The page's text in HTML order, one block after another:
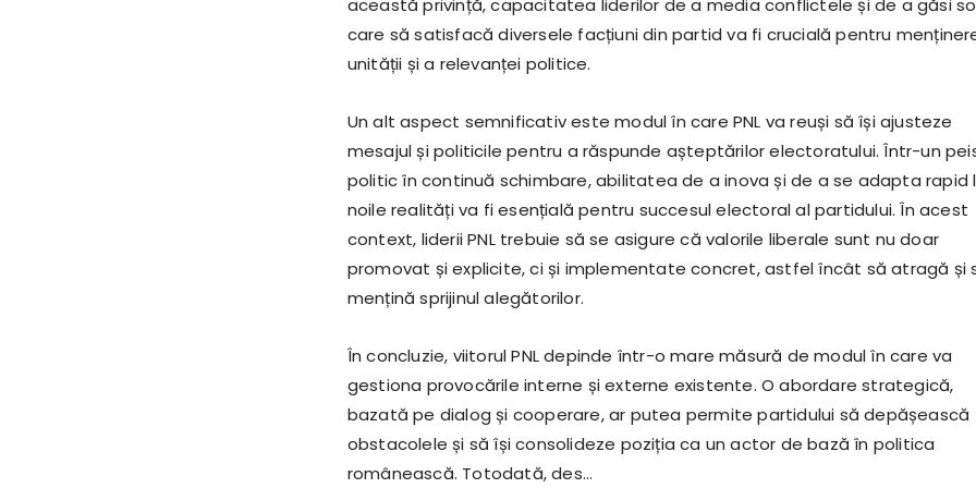
această privință, capacitatea liderilor de a media conflictele și de a găsi
care să satisfacă diversele facțiuni din partid va fi crucială pentru
unității și a relevanței politice.
Un alt aspect semnificativ este modul în care PNL va reuși să își ajusteze
mesajul și politicile pentru a răspunde așteptărilor electoratului. Într-un
politic în continuă schimbare, abilitatea de a inova și de a se adapta rapid
noile realități va fi esențială pentru succesul electoral al partidului. În acest
context, liderii PNL trebuie să se asigure că valorile liberale sunt nu doar
promovat și explicite, ci și implementate concret, astfel încât să atragă și
mențină sprijinul alegătorilor.
În concluzie, viitorul PNL depinde într-o mare măsură de modul în care va
gestiona provocările interne și externe existente. O abordare strategică,
bazată pe dialog și cooperare, ar putea permite partidului să depășească
obstacolele și să își consolideze poziția ca un actor de bază în politica
românească. Totodată, des…